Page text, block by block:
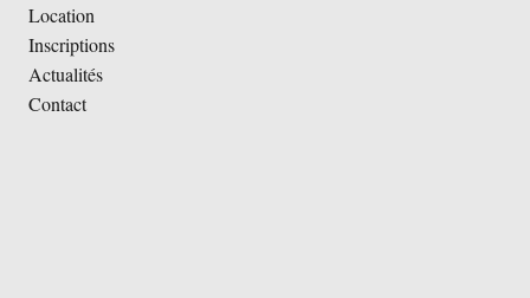
Location
Inscriptions
Actualités
Contact